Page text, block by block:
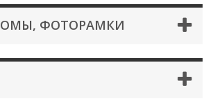
ФОТОРАМКИ